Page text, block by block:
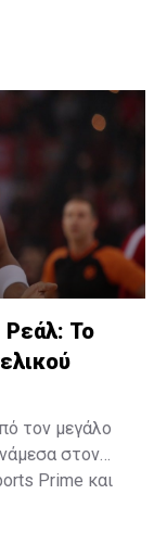
Ρεάλ: Το
τον μεγάλο
στον
Prime και